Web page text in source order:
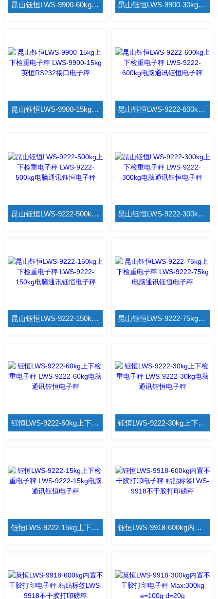
昆山钰恒LWS-9900-60kg上下检重电子秤 LWS-9900-60kg英恒RS232接口电子秤 昆山钰恒LWS-9900-30kg上下检重电子秤 LWS-9900-30kg英恒RS232接口电子秤
昆山钰恒LWS-9900-15kg上下检重电子秤 LWS-9900-15kg英恒RS232接口电子秤 昆山钰恒LWS-9222-600kg上下检重电子秤 LWS-9222-600kg电脑通讯钰恒电子秤
昆山钰恒LWS-9222-500kg上下检重电子秤 LWS-9222-500kg电脑通讯钰恒电子秤 昆山钰恒LWS-9222-300kg上下检重电子秤 LWS-9222-300kg电脑通讯钰恒电子秤
昆山钰恒LWS-9222-150kg上下检重电子秤 LWS-9222-150kg电脑通讯钰恒电子秤 昆山钰恒LWS-9222-75kg上下检重电子秤 LWS-9222-75kg电脑通讯钰恒电子秤
钰恒LWS-9222-60kg上下检重电子秤 LWS-9222-60kg电脑通讯钰恒电子秤 钰恒LWS-9222-30kg上下检重电子秤 LWS-9222-30kg电脑通讯钰恒电子秤
钰恒LWS-9222-15kg上下检重电子秤 LWS-9222-15kg电脑通讯钰恒电子秤 钰恒LWS-9918-600kg内置不干胶打印电子秤 粘贴标签LWS-9918不干胶打印磅秤